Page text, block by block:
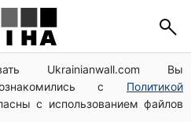
Ukrainianwall.com Вы
с Политикой
с использованием файлов
от ареста за
— 432 тысячи
малыша: Пенсионный фонд